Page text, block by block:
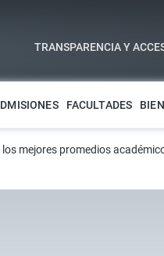
TRANSPARENCIA Y
FACULTADES
los mejores promedios